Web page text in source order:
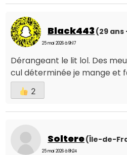
Black443 (29 ans
25 mai 2026 à 9h17
Dérangeant le lit lol. Des
cul déterminée je mange et
2
Soltere(Île-de-
25 mai 2026 à 8h24